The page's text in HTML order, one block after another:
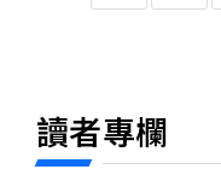
讀者專欄